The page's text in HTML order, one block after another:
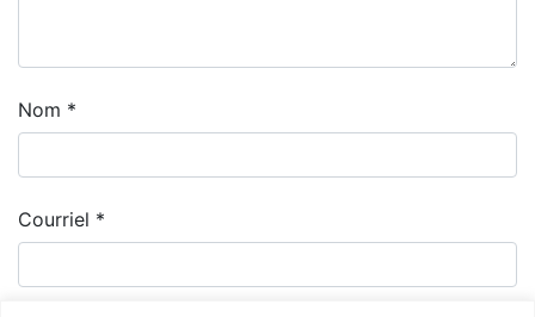
Nom *
Courriel *